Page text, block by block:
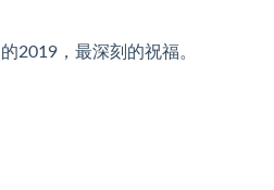
2019，最深刻的祝福。